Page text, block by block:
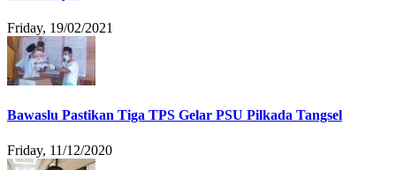
Friday, 19/02/2021
Bawaslu Pastikan Tiga TPS Gelar PSU Pilkada Tangsel
Friday, 11/12/2020